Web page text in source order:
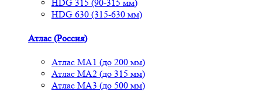
HDG 315 (90-315 мм)
HDG 630 (315-630 мм)
Атлас (Россия)
Атлас МА1 (до 200 мм)
Атлас МА2 (до 315 мм)
Атлас МА3 (до 500 мм)